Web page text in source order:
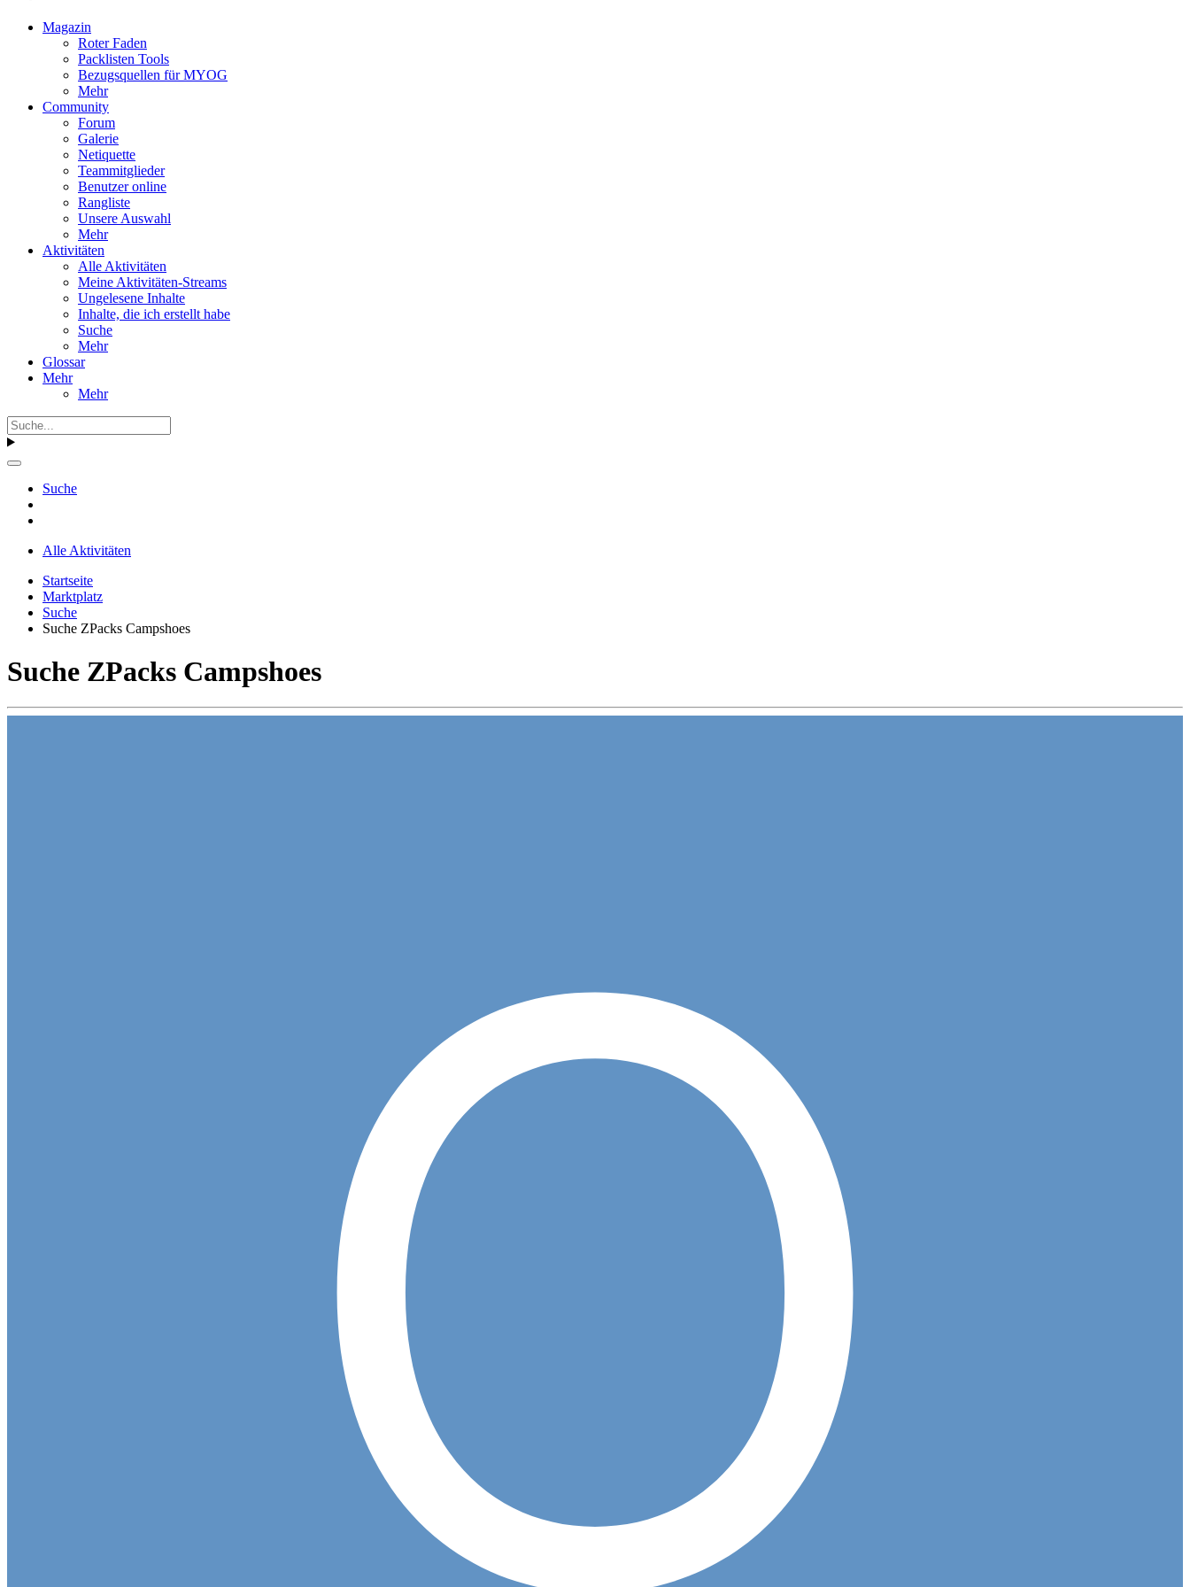
Magazin
Roter Faden
Packlisten Tools
Bezugsquellen für MYOG
Mehr
Community
Forum
Galerie
Netiquette
Teammitglieder
Benutzer online
Rangliste
Unsere Auswahl
Mehr
Aktivitäten
Alle Aktivitäten
Meine Aktivitäten-Streams
Ungelesene Inhalte
Inhalte, die ich erstellt habe
Suche
Mehr
Glossar
Mehr
Mehr
Suche
Alle Aktivitäten
Startseite
Marktplatz
Suche
Suche ZPacks Campshoes
Suche ZPacks Campshoes